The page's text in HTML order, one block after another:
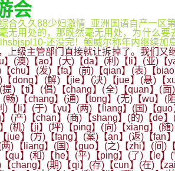
会
合久久88少妇激情_亚洲国语自产一
无用处的，那既然毫无用处，为什么
还没完！鲍威尔称年内继续加
主管部门直接就让拆掉了。我们又
【ao】(大)【da】(利)【li】(亚)【ya
chu】(发)【fa】(前)【qian】(表)【
dong】(解)【jie】(决)【jue】(悬)
提)【ti】(倡)【chang】(全)【quan
)【chang】(通)【tong】(无)【wu】
li】(于)【yu】(两)【liang】(国)【
(产)【chan】(商)【shang】(的)【de
(机)【ji】(坪)【ping】(向)【xiang】(
】(方)【fang】(案)【an】(返)【
)【liang】(国)【guo】(之)【zhi】(
】(和)【he】(平)【ping】(了)【le
chang】(期)【qi】(存)【cun】(在)【